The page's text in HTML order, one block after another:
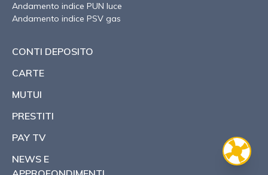
Andamento indice PUN luce
Andamento indice PSV gas
CONTI DEPOSITO
CARTE
MUTUI
PRESTITI
PAY TV
NEWS E